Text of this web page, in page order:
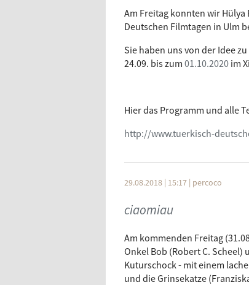
Am Freitag konnten wir
Deutschen Filmtagen in Ulm
Sie haben uns von der Idee
24.09. bis zum 01.10.2020 im
Hier das Programm und alle
http://www.tuerkisch-
29.08.2018 | 15:17 | percoco
ciaomiau
Am kommenden Freitag
Onkel Bob (Robert C. Scheel)
Kuturschock - mit einem
und die Grinsekatze